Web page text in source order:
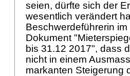
seien, dürfte sich der
wesentlich verändert
Beschwerdeführerin
Dokument
bis 31.12 2017", dass
nicht in einem
markanten Steigerung